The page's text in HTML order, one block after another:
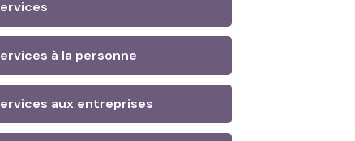
à la personne
aux entreprises